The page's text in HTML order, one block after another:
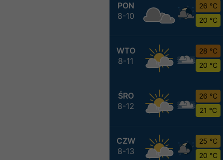
PON
8-10
26 °C
20 °C
WTO
8-11
28 °C
20 °C
ŚRO
8-12
26 °C
21 °C
CZW
8-13
25 °C
20 °C